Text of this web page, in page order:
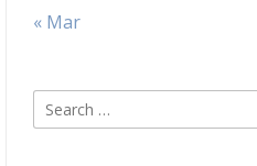
« Mar
Search
for: